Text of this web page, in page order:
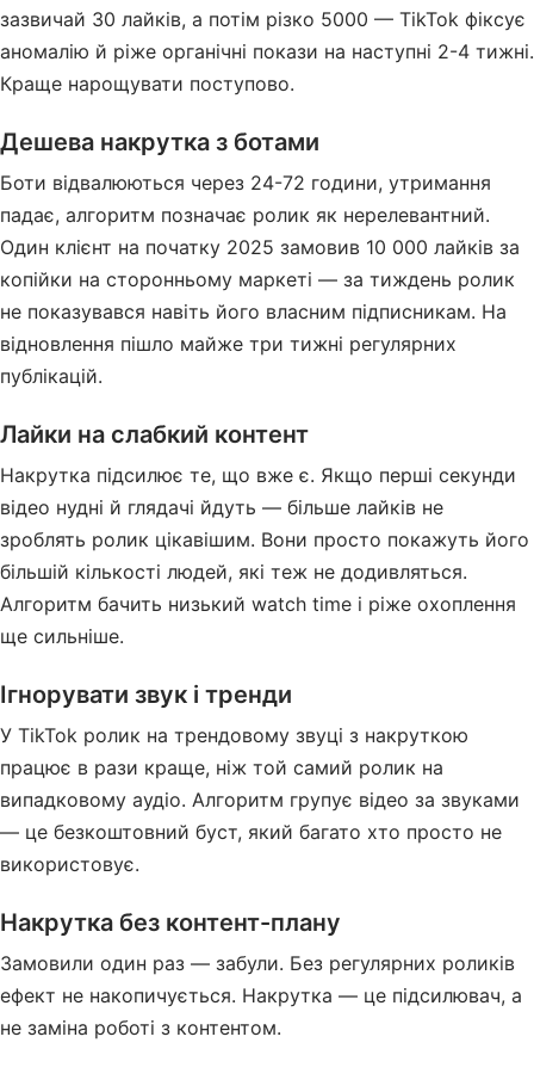
зазвичай 30 лайків, а потім різко 5000 — TikTok фіксує
аномалію й ріже органічні покази на наступні 2-4 тижні.
Краще нарощувати поступово.
Дешева накрутка з ботами
Боти відвалюються через 24-72 години, утримання
падає, алгоритм позначає ролик як нерелевантний.
Один клієнт на початку 2025 замовив 10 000 лайків за
копійки на сторонньому маркеті — за тиждень ролик
не показувався навіть його власним підписникам. На
відновлення пішло майже три тижні регулярних
публікацій.
Лайки на слабкий контент
Накрутка підсилює те, що вже є. Якщо перші секунди
відео нудні й глядачі йдуть — більше лайків не
зроблять ролик цікавішим. Вони просто покажуть його
більшій кількості людей, які теж не додивляться.
Алгоритм бачить низький watch time і ріже охоплення
ще сильніше.
Ігнорувати звук і тренди
У TikTok ролик на трендовому звуці з накруткою
працює в рази краще, ніж той самий ролик на
випадковому аудіо. Алгоритм групує відео за звуками
— це безкоштовний буст, який багато хто просто не
використовує.
Накрутка без контент-плану
Замовили один раз — забули. Без регулярних роликів
ефект не накопичується. Накрутка — це підсилювач, а
не заміна роботі з контентом.